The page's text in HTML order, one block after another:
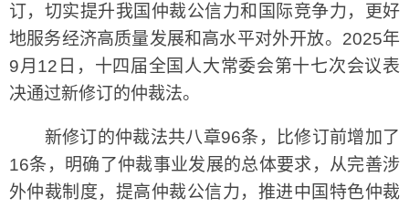
订，切实提升我国仲裁公信力和国际竞争力，更好
地服务经济高质量发展和高水平对外开放。2025年
9月12日，十四届全国人大常委会第十七次会议表
决通过新修订的仲裁法。
新修订的仲裁法共八章96条，比修订前增加了
16条，明确了仲裁事业发展的总体要求，从完善涉
外仲裁制度，提高仲裁公信力，推进中国特色仲裁